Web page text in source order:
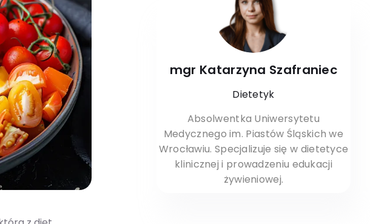
mgr Katarzyna Szafraniec
Dietetyk
Absolwentka Uniwersytetu
Medycznego im. Piastów Śląskich we
Wrocławiu. Specjalizuje się w dietetyce
klinicznej i prowadzeniu edukacji
żywieniowej.